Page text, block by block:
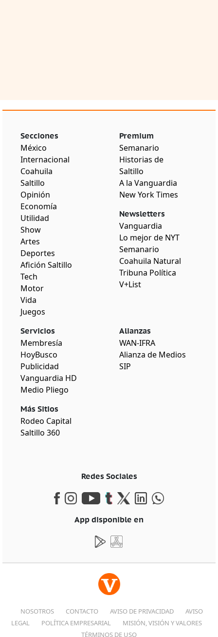
Secciones
México
Internacional
Coahuila
Saltillo
Opinión
Economía
Utilidad
Show
Artes
Deportes
Afición Saltillo
Tech
Motor
Vida
Juegos
Premium
Semanario
Historias de
Saltillo
A la Vanguardia
New York Times
Newsletters
Vanguardia
Lo mejor de NYT
Semanario
Coahuila Natural
Tribuna Política
V+List
Servicios
Membresía
HoyBusco
Publicidad
Vanguardia HD
Medio Pliego
Más Sitios
Rodeo Capital
Saltillo 360
Alianzas
WAN-IFRA
Alianza de Medios
SIP
Redes Sociales
App disponible en
NOSOTROS CONTACTO AVISO DE PRIVACIDAD
AVISO
LEGAL
POLÍTICA EMPRESARIAL
MISIÓN, VISIÓN Y VALORES
TÉRMINOS DE USO